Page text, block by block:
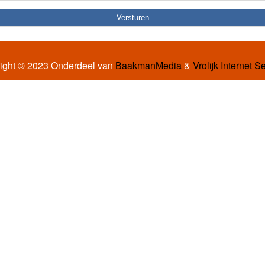
© 2023 Onderdeel van BaakmanMedia& Vrolijk Internet